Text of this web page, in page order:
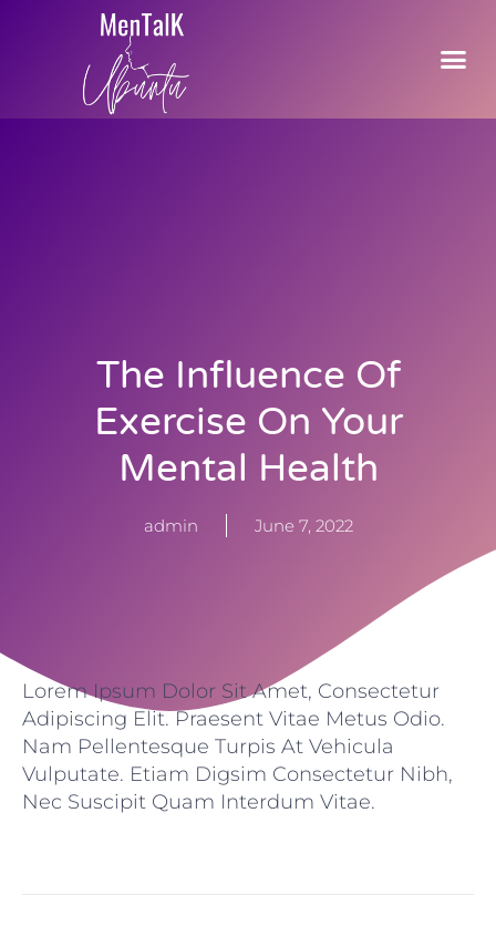
The Influence Of
Exercise On Your
Mental Health
admin June 7, 2022
Lorem Ipsum Dolor Sit Amet, Consectetur
Adipiscing Elit. Praesent Vitae Metus Odio.
Nam Pellentesque Turpis At Vehicula
Vulputate. Etiam Digsim Consectetur Nibh,
Nec Suscipit Quam Interdum Vitae.